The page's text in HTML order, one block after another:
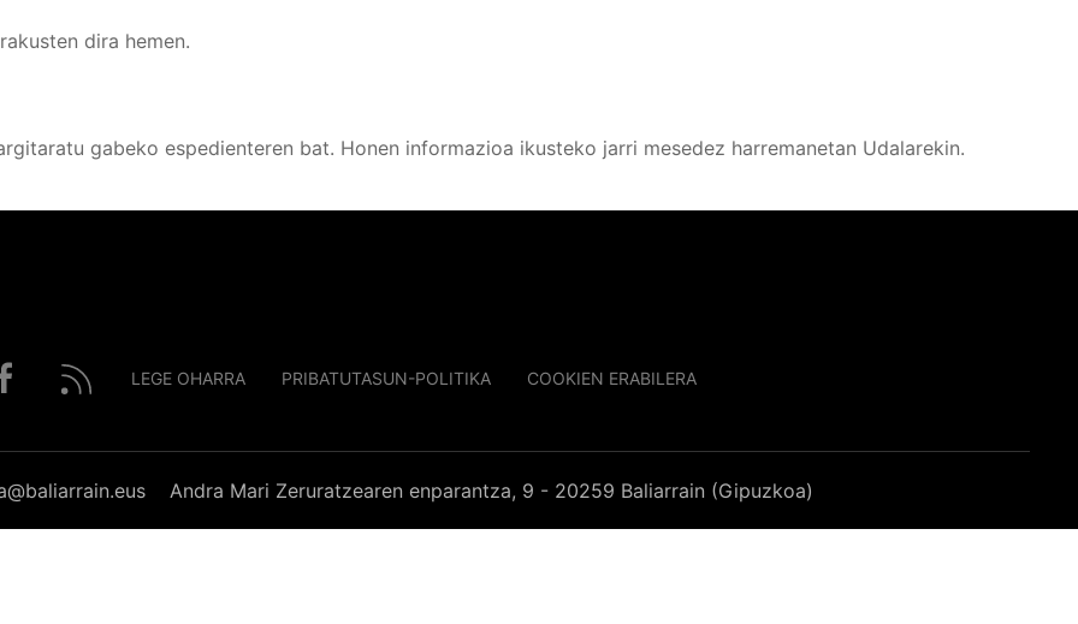
dira hemen.
gabeko espedienteren bat. Honen informazioa ikusteko jarri mesedez harremanetan Udalarekin.
LEGE OHARRA PRIBATUTASUN-POLITIKA COOKIEN ERABILERA
Andra Mari Zeruratzearen enparantza, 9 - 20259 Baliarrain (Gipuzkoa)